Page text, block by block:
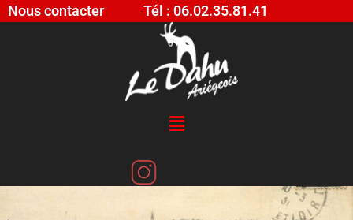
Nous contacter Tél : 06.02.35.81.41